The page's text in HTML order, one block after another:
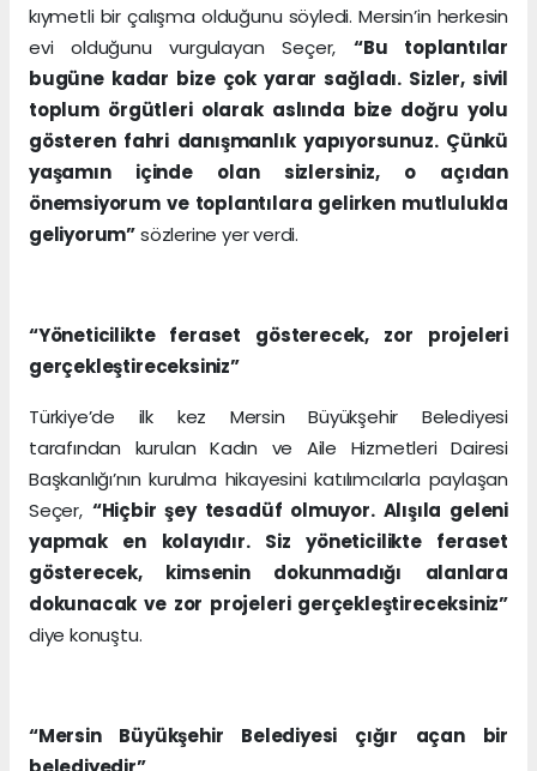
kıymetli bir çalışma olduğunu söyledi. Mersin’in herkesin
evi olduğunu vurgulayan Seçer, “Bu toplantılar
bugüne kadar bize çok yarar sağladı. Sizler, sivil
toplum örgütleri olarak aslında bize doğru yolu
gösteren fahri danışmanlık yapıyorsunuz. Çünkü
yaşamın içinde olan sizlersiniz, o açıdan
önemsiyorum ve toplantılara gelirken mutlulukla
geliyorum”sözlerine yer verdi.
“Yöneticilikte feraset gösterecek, zor projeleri
gerçekleştireceksiniz”
Türkiye’de ilk kez Mersin Büyükşehir Belediyesi
tarafından kurulan Kadın ve Aile Hizmetleri Dairesi
Başkanlığı’nın kurulma hikayesini katılımcılarla paylaşan
Seçer, “Hiçbir şey tesadüf olmuyor. Alışıla geleni
yapmak en kolayıdır. Siz yöneticilikte feraset
gösterecek, kimsenin dokunmadığı alanlara
dokunacak ve zor projeleri gerçekleştireceksiniz”
diye konuştu.
“Mersin Büyükşehir Belediyesi çığır açan bir